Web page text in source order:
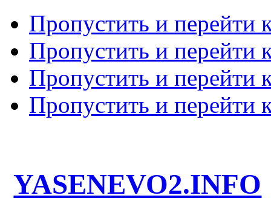
Пропустить и перейти
Пропустить и перейти
Пропустить и перейти
Пропустить и перейти
YASENEVO2.INFO